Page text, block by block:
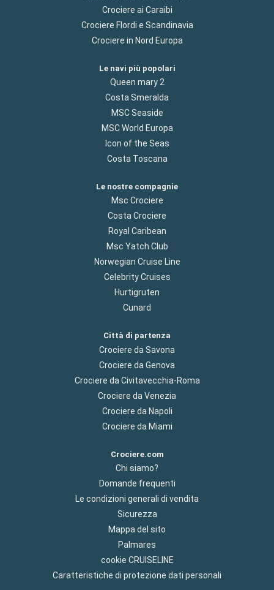
Crociere ai Caraibi
Crociere Flordi e Scandinavia
Crociere in Nord Europa
Le navi più popolari
Queen mary 2
Costa Smeralda
MSC Seaside
MSC World Europa
Icon of the Seas
Costa Toscana
Le nostre compagnie
Msc Crociere
Costa Crociere
Royal Caribean
Msc Yatch Club
Norwegian Cruise Line
Celebrity Cruises
Hurtigruten
Cunard
Città di partenza
Crociere da Savona
Crociere da Genova
Crociere da Civitavecchia-Roma
Crociere da Venezia
Crociere da Napoli
Crociere da Miami
Crociere.com
Chi siamo?
Domande frequenti
Le condizioni generali di vendita
Sicurezza
Mappa del sito
Palmares
cookie CRUISELINE
Caratteristiche di protezione dati personali